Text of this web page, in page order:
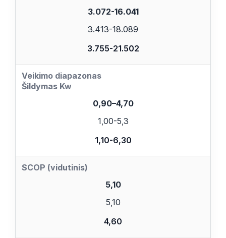
3.072-16.041
3.413-18.089
3.755-21.502
Veikimo diapazonas
Šildymas Kw
0,90–4,70
1,00-5,3
1,10-6,30
SCOP (vidutinis)
5,10
5,10
4,60